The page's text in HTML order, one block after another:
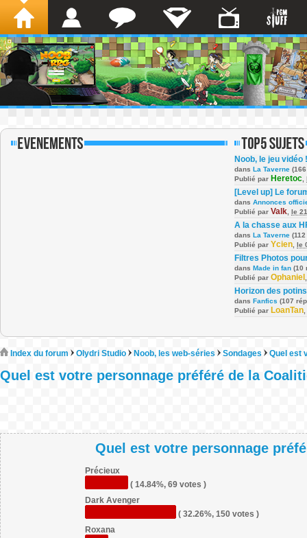
Noob, le jeu vidéo !
dans La Taverne
Publié par Heretoc
[Level up] Le
dans Annonces
Publié par Valk le
A la chasse aux
dans La Taverne
Publié par Ycien le
Filtres Photos
dans Made in fan (10
Publié par Ophaniel
Horizon des potins
dans Fanfics (107
Publié par LoanTan
Index du forum Olydri Studio Noob, les web-séries Sondages Quel est
Quel est votre personnage préféré de la
Quel est votre personnage
Précieux
( 14.84%, 69 votes )
Dark Avenger
( 32.26%, 150 votes )
Roxana